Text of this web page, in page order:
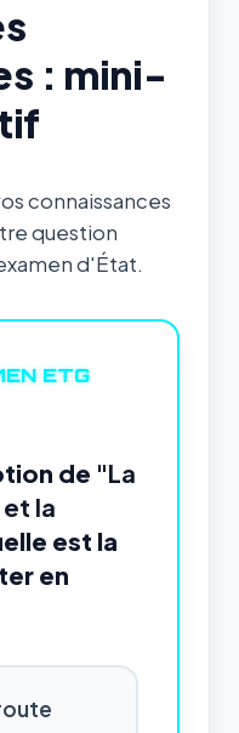
: mini-
connaissances
question
d'État.
ETG
de "La
la
est la
en